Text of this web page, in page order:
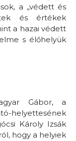
a „védett és
és értékek
a hazai védett
s élőhelyük
Gábor, a
helyettesének
Károly Izsák
hogy a helyiek